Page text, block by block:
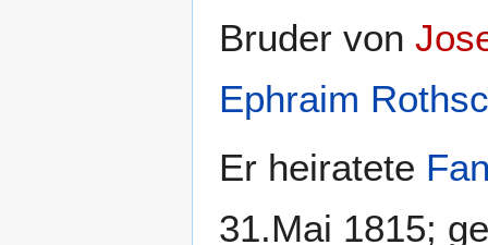
Bruder von
Ephraim
Er heiratete
31.Mai 1815;